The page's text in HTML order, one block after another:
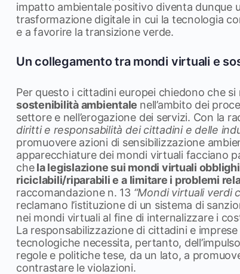
impatto ambientale positivo diventa dunque
trasformazione digitale in cui la tecnologia
e a favorire la transizione verde.
Un collegamento tra mondi virtuali e
Per questo i cittadini europei chiedono che si
sostenibilità ambientale nell’ambito dei
settore e nell’erogazione dei servizi. Con la
diritti e responsabilità dei cittadini e delle
promuovere azioni di sensibilizzazione
apparecchiature dei mondi virtuali facciano
chela legislazione sui mondi virtuali
riciclabili/riparabili e a limitare i problemi
raccomandazione n. 13 “Mondi virtuali verdi
reclamano l’istituzione di un sistema di
nei mondi virtuali al fine di internalizzare i
La responsabilizzazione di cittadini e
tecnologiche necessita, pertanto,
regole e politiche tese, da un lato, a
contrastare le violazioni.